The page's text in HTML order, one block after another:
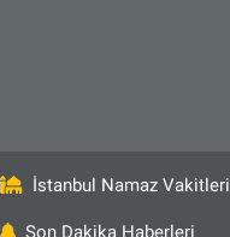
İstanbul Namaz Vakitleri
Son Dakika Haberleri